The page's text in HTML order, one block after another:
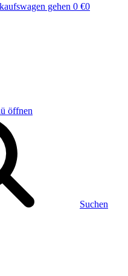
gehen 0 €0
öffnen
Suchen